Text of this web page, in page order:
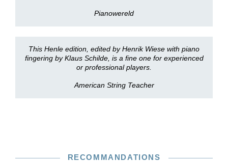
Pianowereld
This Henle edition, edited by Henrik Wiese with piano
fingering by Klaus Schilde, is a fine one for experienced
or professional players.
American String Teacher
RECOMMANDATIONS